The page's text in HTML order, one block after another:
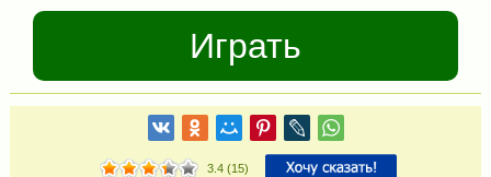
Играть
3.4(15)